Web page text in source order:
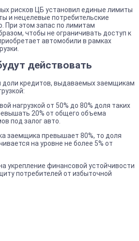
рисков ЦБ установил единые лимиты
и нецелевые потребительские
При этом запас по лимитам
чтобы не ограничивать доступ к
автомобили в рамках
действовать
кредитов, выдаваемых заемщикам
нагрузкой от 50% до 80% доля таких
20% от общего объема
под залог авто.
заемщика превышает 80%, то доля
на уровне не более 5% от
укрепление финансовой устойчивости
потребителей от избыточной